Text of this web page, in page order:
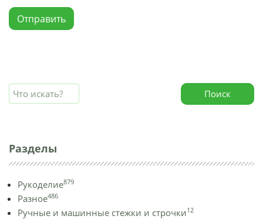
Отправить
Поиск
Разделы
Рукоделие879
Разное486
Ручные и машинные стежки и строчки12